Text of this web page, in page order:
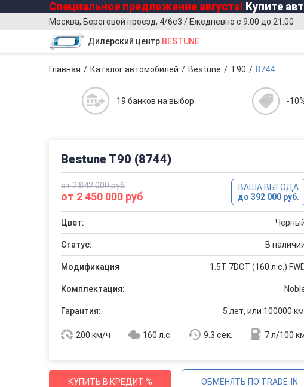
Специальное предложение августа! Купите
Москва, Береговой проезд, 4/6с3 / Ежедневно с 9:00 до 21:00
Дилерский центр BESTUNE
Главная Каталог автомобилей Bestune T90 8744
19 банков на выбор -
Bestune T90 (8744)
от 2 842 000 руб
от 2 450 000 руб
ВАША ВЫГОДА
до 392 000 руб.
Цвет:
Статус: В
Модификация 1.5T 7DCT (160 л.с.)
Комплектация:
Гарантия: 5 лет, или 100000 км.
200 км/ч 160 л.с. 9.3 сек. 7 л/100
КУПИТЬ В КРЕДИТ % ОБМЕНЯТЬ ПО TRADE-IN